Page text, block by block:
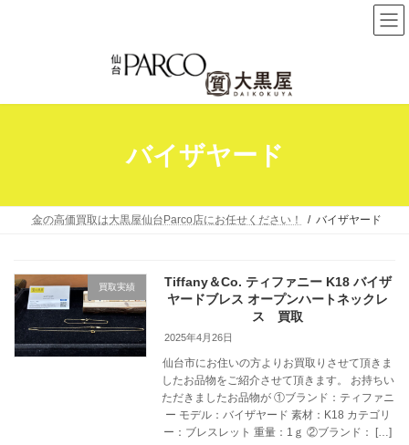
ン
テ
ン
ス
ビ
ゲ
ー
ン
バイザヤード
金の高価買取は大黒屋仙台Parco店にお任せください！ バイザヤード
買取実績
Tiffany＆Co. ティファニー K18 バイザ
ヤードブレス オープンハートネックレ
ス 買取
2025年4月26日
仙台市にお住いの方よりお買取りさせて頂きま
したお品物をご紹介させて頂きます。 お持ちい
ただきましたお品物が ①ブランド：ティファニ
ー モデル：バイザヤード 素材：K18 カテゴリ
ー：ブレスレット 重量：1ｇ ②ブランド： […]